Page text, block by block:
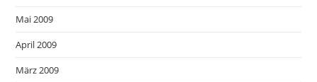
Mai 2009
April 2009
März 2009